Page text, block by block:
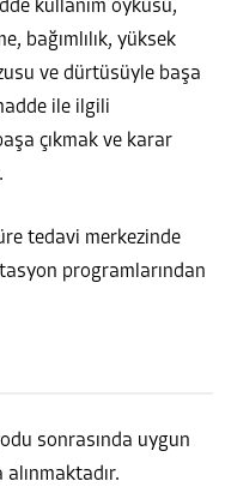
kullanım öyküsü,
bağımlılık, yüksek
ve dürtüsüyle başa
ile ilgili
çıkmak ve karar
tedavi merkezinde
programlarından
sonrasında uygun